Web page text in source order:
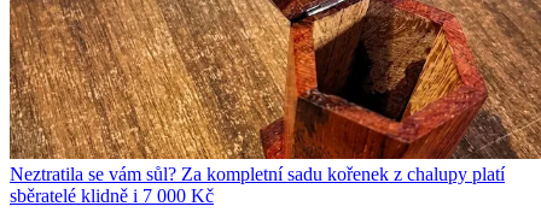
Neztratila se vám sůl? Za kompletní sadu kořenek z chalupy platí
sběratelé klidně i 7 000 Kč